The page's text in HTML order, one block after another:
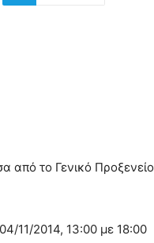
από το Γενικό Προξενείο
11/2014, 13:00 με 18:00